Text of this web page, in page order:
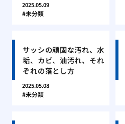
2025.05.09
未分類
サッシの頑固な汚れ、水
垢、カビ、油汚れ、それ
ぞれの落とし方
2025.05.08
未分類